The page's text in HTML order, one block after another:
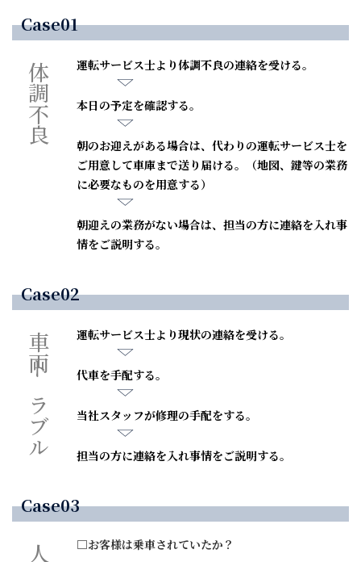
Case01
体調不良 運転サービス士より体調不良の連絡を受ける。
本日の予定を確認する。
朝のお迎えがある場合は、代わりの運転サービス士を
ご用意して車庫まで送り届ける。（地図、鍵等の業務
に必要なものを用意する）
朝迎えの業務がない場合は、担当の方に連絡を入れ事
情をご説明する。
Case02
車両トラブル 運転サービス士より現状の連絡を受ける。
代車を手配する。
当社スタッフが修理の手配をする。
担当の方に連絡を入れ事情をご説明する。
Case03
□お客様は乗車されていたか？